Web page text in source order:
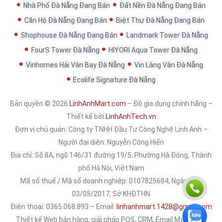
Nhà Phố Đà Nẵng Đang Bán
Đất Nền Đà Nẵng Đang Bán
Căn Hộ Đà Nẵng Đang Bán
Biệt Thự Đà Nẵng Đang Bán
Shophouse Đà Nẵng Đang Bán
Landmark Tower Đà Nẵng
FourS Tower Đà Nẵng
HIYORI Aqua Tower Đà Nẵng
Vinhomes Hải Vân Bay Đà Nẵng
Vin Làng Vân Đà Nẵng
Ecolife Signature Đà Nẵng
Bản quyền © 2026 LinhAnhMart.com – Đồ gia dụng chính hãng –
Thiết kế bởi LinhAnhTech.vn
Đơn vị chủ quản: Công ty TNHH Đầu Tư Công Nghệ Linh Anh –
Người đại diện: Nguyễn Công Hiến
Địa chỉ: Số 8A, ngõ 146/31 đường 19/5, Phường Hà Đông, Thành
phố Hà Nội, Việt Nam
Mã số thuế / Mã số doanh nghiệp: 0107825684, Ngày cấp:
03/05/2017, Sở KHĐTHN
Điện thoại: 0365.068.893 – Email: linhanhmart.1428@gmail.com
Thiết kế Web bán hàng, giải pháp POS, CRM, Email Marketing